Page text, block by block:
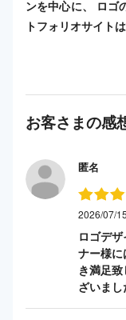
ンを中心に、 ロゴ
トフォリオサイ
お客さまの感
匿名
2026/07/
ロゴデ
ナー様
き満足
ざいまし